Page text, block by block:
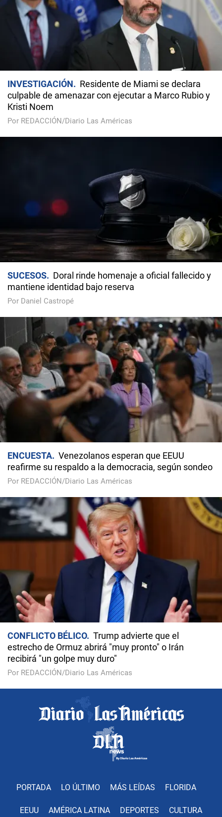
INVESTIGACIÓN
Residente de Miami se declara
culpable de amenazar con ejecutar a Marco Rubio y
Kristi Noem
Por REDACCIÓN/Diario Las Américas
SUCESOS
Doral rinde homenaje a oficial fallecido y
mantiene identidad bajo reserva
Por Daniel Castropé
ENCUESTA
Venezolanos esperan que EEUU
reafirme su respaldo a la democracia, según sondeo
Por REDACCIÓN/Diario Las Américas
CONFLICTO BÉLICO
Trump advierte que el
estrecho de Ormuz abrirá "muy pronto" o Irán
recibirá "un golpe muy duro"
Por REDACCIÓN/Diario Las Américas
PORTADA LO ÚLTIMO MÁS LEÍDAS FLORIDA
EEUU AMÉRICA LATINA DEPORTES CULTURA